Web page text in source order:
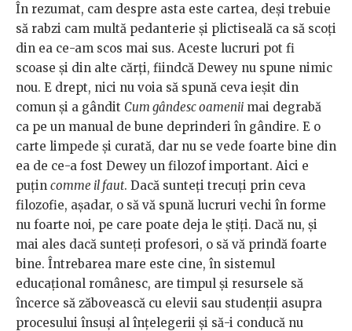
În rezumat, cam despre asta este cartea, deși trebuie
să rabzi cam multă pedanterie și plictiseală ca să scoți
din ea ce-am scos mai sus. Aceste lucruri pot fi
scoase și din alte cărți, fiindcă Dewey nu spune nimic
nou. E drept, nici nu voia să spună ceva ieșit din
comun și a gândit Cum gândesc oamenii mai degrabă
ca pe un manual de bune deprinderi în gândire. E o
carte limpede și curată, dar nu se vede foarte bine din
ea de ce-a fost Dewey un filozof important. Aici e
puțin comme il faut. Dacă sunteți trecuți prin ceva
filozofie, așadar, o să vă spună lucruri vechi în forme
nu foarte noi, pe care poate deja le știți. Dacă nu, și
mai ales dacă sunteți profesori, o să vă prindă foarte
bine. Întrebarea mare este cine, în sistemul
educațional românesc, are timpul și resursele să
încerce să zăbovească cu elevii sau studenții asupra
procesului însuși al înțelegerii și să-i conducă nu